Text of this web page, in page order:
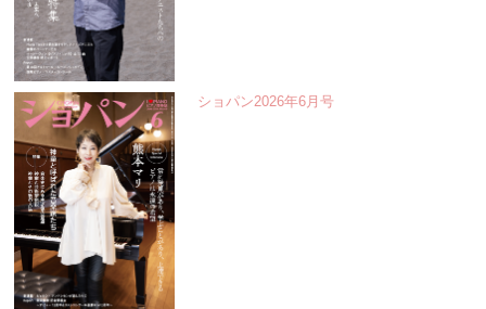
ショパン2026年6月号